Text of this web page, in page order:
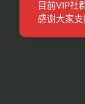
目前VIP社
感谢大家支